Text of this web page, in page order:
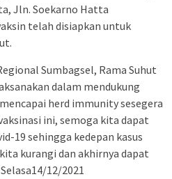
Jln. Soekarno Hatta
telah disiapkan untuk
Sumbagsel, Rama Suhut
dalam mendukung
herd immunity sesegera
ini, semoga kita dapat
19 sehingga kedepan kasus
kurangi dan akhirnya dapat
12/2021